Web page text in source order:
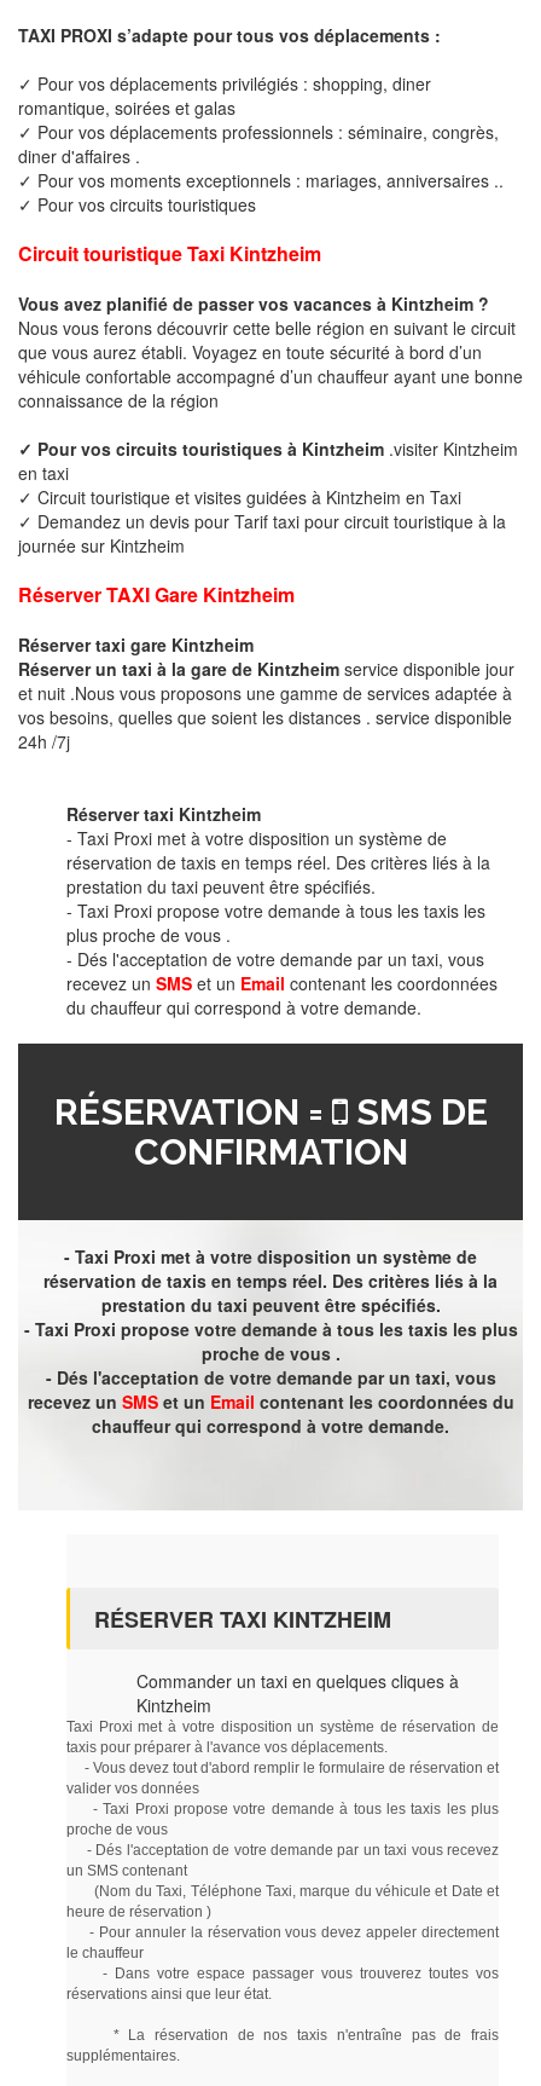
TAXI PROXI s’adapte pour tous vos déplacements :
✓ Pour vos déplacements privilégiés : shopping, diner
romantique, soirées et galas
✓ Pour vos déplacements professionnels : séminaire, congrès,
diner d'affaires .
✓ Pour vos moments exceptionnels : mariages, anniversaires ..
✓ Pour vos circuits touristiques
Circuit touristique Taxi Kintzheim
Vous avez planifié de passer vos vacances à Kintzheim ?
Nous vous ferons découvrir cette belle région en suivant le circuit
que vous aurez établi. Voyagez en toute sécurité à bord d’un
véhicule confortable accompagné d’un chauffeur ayant une bonne
connaissance de la région
✓ Pour vos circuits touristiques à Kintzheim .visiter Kintzheim
en taxi
✓ Circuit touristique et visites guidées à Kintzheim en Taxi
✓ Demandez un devis pour Tarif taxi pour circuit touristique à la
journée sur Kintzheim
Réserver TAXI Gare Kintzheim
Réserver taxi gare Kintzheim
Réserver un taxi à la gare de Kintzheim service disponible jour
et nuit .Nous vous proposons une gamme de services adaptée à
vos besoins, quelles que soient les distances . service disponible
24h /7j
Réserver taxi Kintzheim
- Taxi Proxi met à votre disposition un système de
réservation de taxis en temps réel. Des critères liés à la
prestation du taxi peuvent être spécifiés.
- Taxi Proxi propose votre demande à tous les taxis les
plus proche de vous .
- Dés l'acceptation de votre demande par un taxi, vous
recevez un SMS et un Email contenant les coordonnées
du chauffeur qui correspond à votre demande.
RÉSERVATION =
SMS DE
CONFIRMATION
- Taxi Proxi met à votre disposition un système de
réservation de taxis en temps réel. Des critères liés à la
prestation du taxi peuvent être spécifiés.
- Taxi Proxi propose votre demande à tous les taxis les plus
proche de vous .
- Dés l'acceptation de votre demande par un taxi, vous
recevez un SMSet un Email contenant les coordonnées du
chauffeur qui correspond à votre demande.
RÉSERVER TAXI KINTZHEIM
Commander un taxi en quelques cliques à
Kintzheim
Taxi Proxi met à votre disposition un système de réservation de
taxis pour préparer à l'avance vos déplacements.
- Vous devez tout d'abord remplir le formulaire de réservation et
valider vos données
- Taxi Proxi propose votre demande à tous les taxis les plus
proche de vous
- Dés l'acceptation de votre demande par un taxi vous recevez
un SMS contenant
(Nom du Taxi, Téléphone Taxi, marque du véhicule et Date et
heure de réservation )
- Pour annuler la réservation vous devez appeler directement
le chauffeur
- Dans votre espace passager vous trouverez toutes vos
réservations ainsi que leur état.
* La réservation de nos taxis n'entraîne pas de frais
supplémentaires.